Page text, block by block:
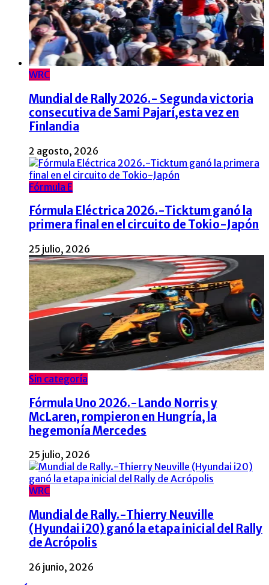
WRC
Mundial de Rally 2026.- Segunda victoria
consecutiva de Sami Pajarí,esta vez en
Finlandia
2 agosto, 2026
Fórmula E
Fórmula Eléctrica 2026.-Ticktum ganó la
primera final en el circuito de Tokio-Japón
25 julio, 2026
Sin categoría
Fórmula Uno 2026.-Lando Norris y
McLaren, rompieron en Hungría, la
hegemonía Mercedes
25 julio, 2026
WRC
Mundial de Rally.-Thierry Neuville
(Hyundai i20) ganó la etapa inicial del Rally
de Acrópolis
26 junio, 2026